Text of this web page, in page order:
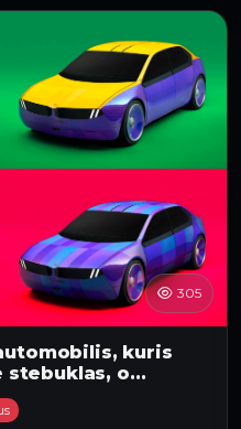
305
kuris
stebuklas, o